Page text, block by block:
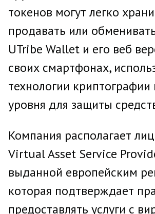
токенов могут легко
продавать или
UTribe Wallet и его веб
своих смартфонах,
технологии
уровня для защиты
Компания располагает
Virtual Asset Service
выданной европейским
которая подтверждает
предоставлять услуги с